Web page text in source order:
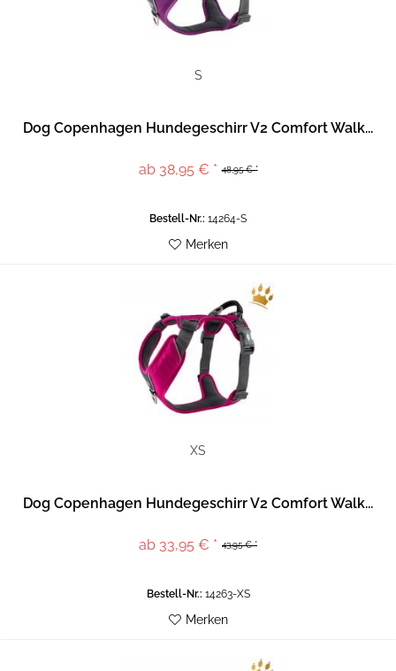
S
Dog Copenhagen Hundegeschirr V2 Comfort Walk...
48,95 € *
ab 38,95 € *
Bestell-Nr.: 14264-S
Merken
XS
Dog Copenhagen Hundegeschirr V2 Comfort Walk...
43,95 € *
ab 33,95 € *
Bestell-Nr.: 14263-XS
Merken